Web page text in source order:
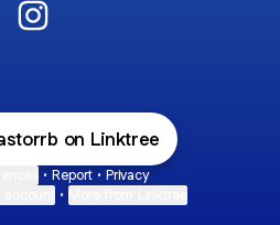
on Linktree
• Report • Privacy
•